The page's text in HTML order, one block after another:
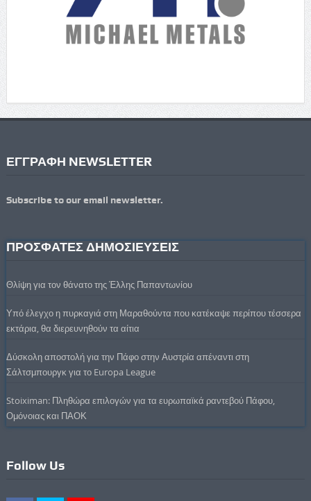
ΕΓΓΡΑΦΗ NEWSLETTER
Subscribe to our email newsletter.
ΠΡΟΣΦΑΤΕΣ ΔΗΜΟΣΙΕΥΣΕΙΣ
Θλίψη για τον θάνατο της Έλλης Παπαντωνίου
Υπό έλεγχο η πυρκαγιά στη Μαραθούντα που κατέκαψε περίπου τέσσερα
εκτάρια, θα διερευνηθούν τα αίτια
Δύσκολη αποστολή για την Πάφο στην Αυστρία απέναντι στη
Σάλτσμπουργκ για το Europa League
Stoiximan: Πληθώρα επιλογών για τα ευρωπαϊκά ραντεβού Πάφου,
Ομόνοιας και ΠΑΟΚ
Follow Us